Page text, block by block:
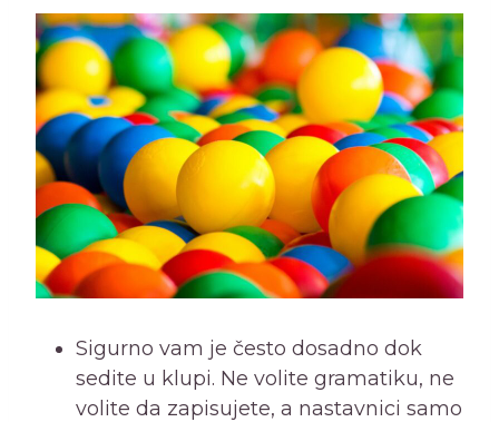
Sigurno vam je često dosadno dok
sedite u klupi. Ne volite gramatiku, ne
volite da zapisujete, a nastavnici samo